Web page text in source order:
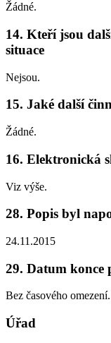
Žádné.
14. Kteří jsou
situace
Nejsou.
15. Jaké další
Žádné.
16. Elektronická
Viz výše.
28. Popis byl
24.11.2015
29. Datum konce
Bez časového omezení.
Úřad